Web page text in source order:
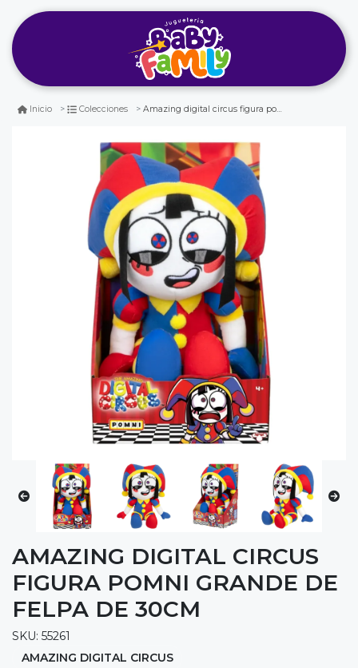
Inicio Colecciones Amazing digital circus figura pomni grande de felpa de 30cm
AMAZING DIGITAL CIRCUS
FIGURA POMNI GRANDE DE
FELPA DE 30CM
SKU: 55261
AMAZING DIGITAL CIRCUS